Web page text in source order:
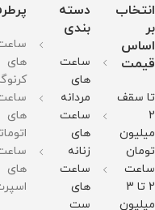
انتخاب
بر
اساس
قیمت
تا سقف
2
میلیون
تومان
ساعت
2 تا 3
میلیون
دسته
بندی
ساعت
های
مردانه
ساعت
های
زنانه
ساعت
های
ست
های
های
های